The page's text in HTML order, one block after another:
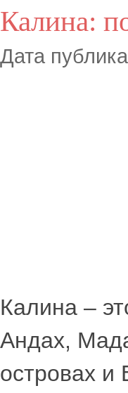
Калина:
Дата
Калина –
Андах,
островах и